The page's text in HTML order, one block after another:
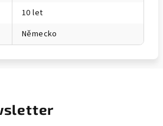
10 let
Německo